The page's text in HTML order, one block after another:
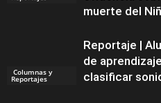
muerte del
Columnas y
Reportajes
Reportaje |
de
clasificar